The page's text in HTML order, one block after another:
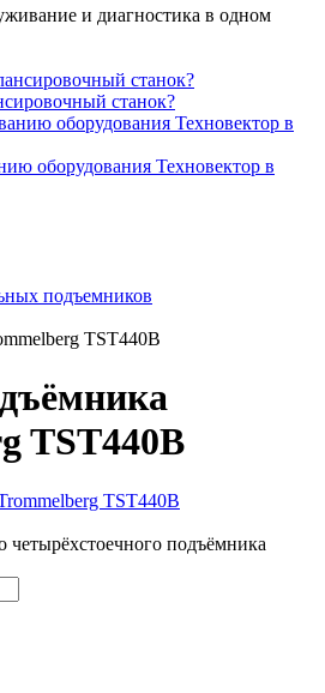
и диагностика в одном
станок?
оборудования Техновектор в
подъемников
TST440B
TST440B
четырёхстоечного подъёмника